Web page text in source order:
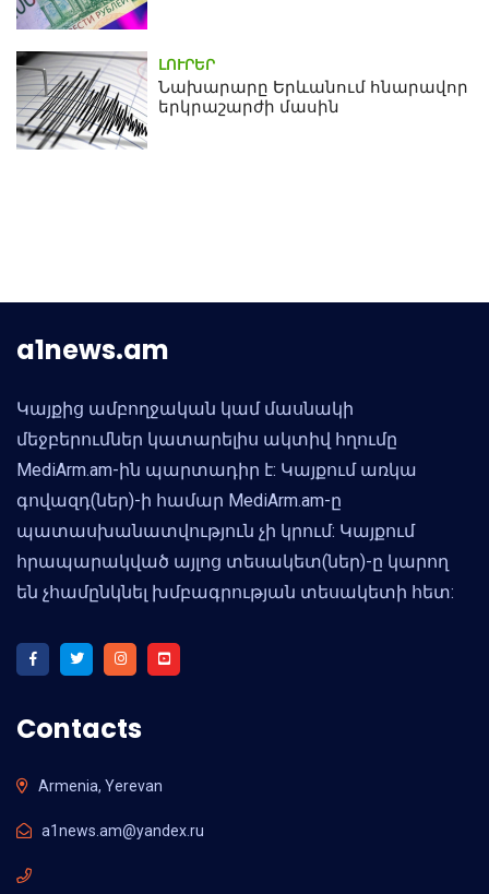
ԼՈՒՐԵՐ
Նախարարը Երևանում հնարավոր
երկրաշարժի մասին
a1news.am
Կայքից ամբողջական կամ մասնակի
մեջբերումներ կատարելիս ակտիվ հղումը
MediArm.am-ին պարտադիր է: Կայքում առկա
գովազդ(ներ)-ի համար MediArm.am-ը
պատասխանատվություն չի կրում: Կայքում
հրապարակված այլոց տեսակետ(ներ)-ը կարող
են չհամընկնել խմբագրության տեսակետի հետ:
Contacts
Armenia, Yerevan
a1news.am@yandex.ru